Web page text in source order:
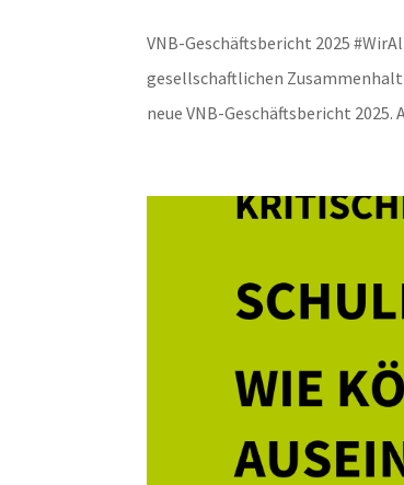
VNB-Geschäftsbericht 2025
gesellschaftlichen
neue VNB-Geschäftsbericht 2025.